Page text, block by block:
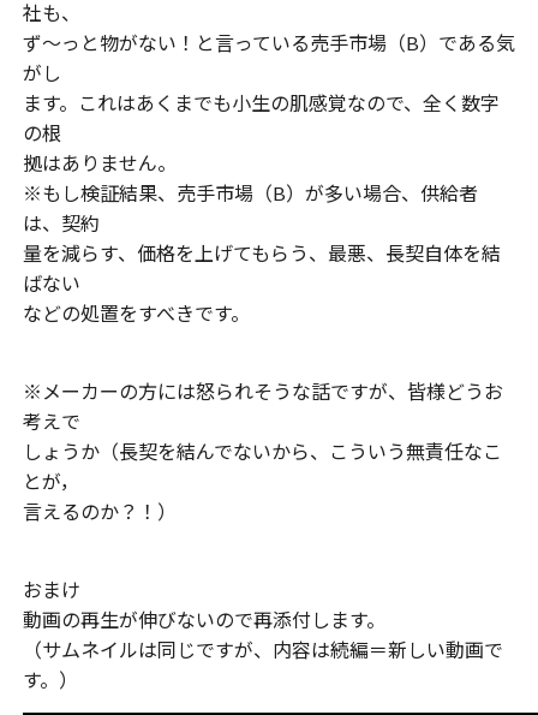
社も、
ず〜っと物がない！と言っている売手市場（B）である気
がし
ます。これはあくまでも小生の肌感覚なので、全く数字
の根
拠はありません。
※もし検証結果、売手市場（B）が多い場合、供給者
は、契約
量を減らす、価格を上げてもらう、最悪、長契自体を結
ばない
などの処置をすべきです。
※メーカーの方には怒られそうな話ですが、皆様どうお
考えで
しょうか（長契を結んでないから、こういう無責任なこ
とが，
言えるのか？！）
おまけ
動画の再生が伸びないので再添付します。
（サムネイルは同じですが、内容は続編＝新しい動画で
す。）